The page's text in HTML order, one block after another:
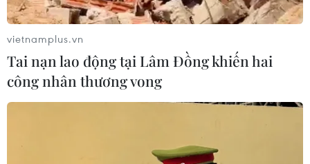
Sang-sik cần giành ngôi đầu bảng?
06/08/2026 11:05
Nhận định Việt Nam vs Campuchia:
'Phù thủy Kim' sẽ xoay tua toan tính
vietnamplus.vn
Tai nạn lao động tại Lâm Đồng khiến hai
công nhân thương vong